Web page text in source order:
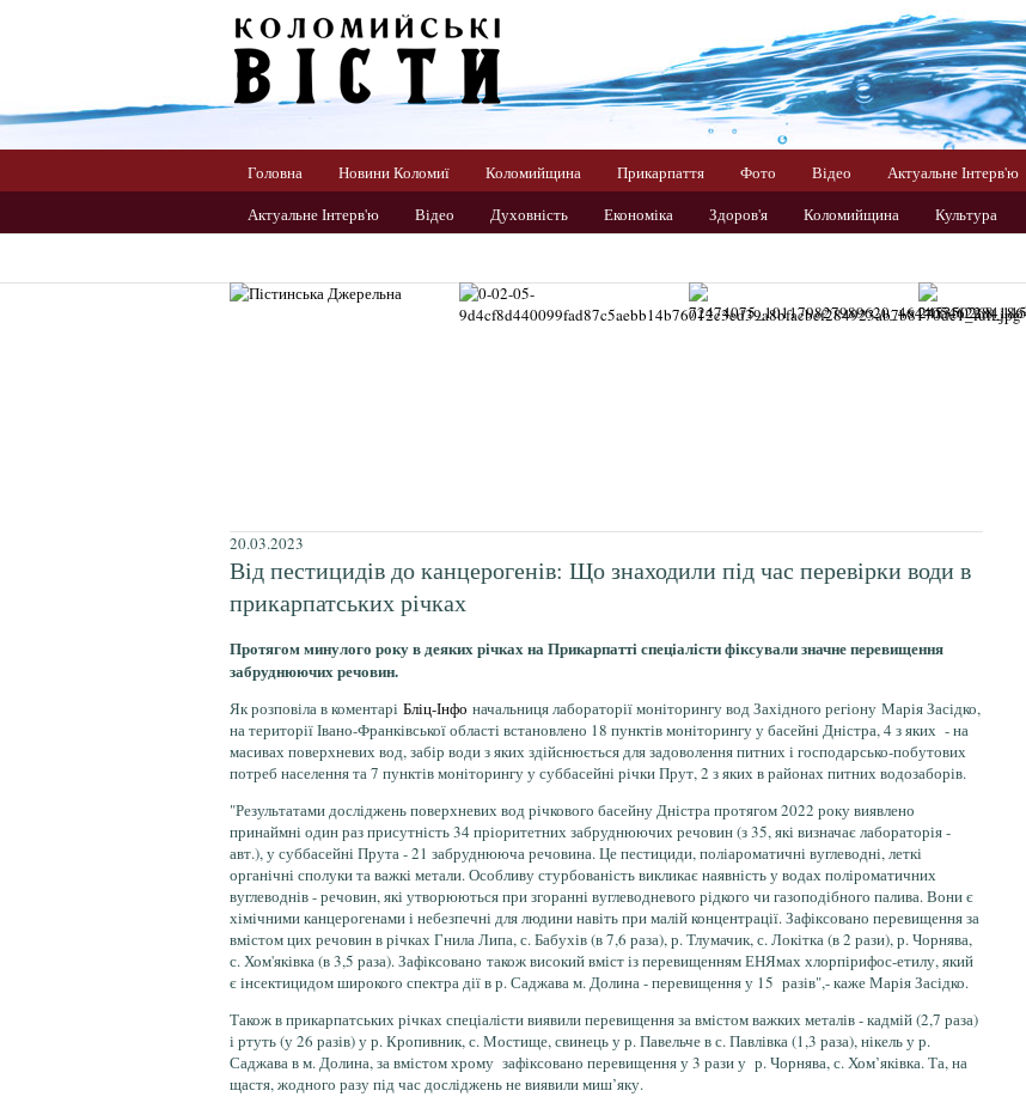
Головна Новини Коломиї Коломийщина Прикарпаття Фото Відео
Актуальне Інтерв'ю
Актуальне Інтерв'ю
Відео Духовність Економіка Здоров'я Коломийщина Культура
20.03.2023
Від пестицидів до канцерогенів: Що знаходили під час перевірки води в
прикарпатських річках
Протягом минулого року в деяких річках на Прикарпатті спеціалісти фіксували значне перевищення
забруднюючих речовин.
Як розповіла в коментарі Бліц-Інфо начальниця лабораторії моніторингу вод Західного регіону Марія Засідко,
на території Івано-Франківської області встановлено 18 пунктів моніторингу у басейні Дністра, 4 з яких - на
масивах поверхневих вод, забір води з яких здійснюється для задоволення питних і господарсько-побутових
потреб населення та 7 пунктів моніторингу у суббасейні річки Прут, 2 з яких в районах питних водозаборів.
"Результатами досліджень поверхневих вод річкового басейну Дністра протягом 2022 року виявлено
принаймні один раз присутність 34 пріоритетних забруднюючих речовин (з 35, які визначає лабораторія -
авт.), у суббасейні Прута - 21 забруднююча речовина. Це пестициди, поліароматичні вуглеводні, леткі
органічні сполуки та важкі метали. Особливу стурбованість викликає наявність у водах поліроматичних
вуглеводнів - речовин, які утворюються при згоранні вуглеводневого рідкого чи газоподібного палива. Вони є
хімічними канцерогенами і небезпечні для людини навіть при малій концентрації. Зафіксовано перевищення за
вмістом цих речовин в річках Гнила Липа, с. Бабухів (в 7,6 раза), р. Тлумачик, с. Локітка (в 2 рази), р. Чорнява,
с. Хом'яківка (в 3,5 раза). Зафіксовано також високий вміст із перевищенням ЕНЯмах хлорпірифос-етилу, який
є інсектицидом широкого спектра дії в р. Саджава м. Долина - перевищення у 15 разів",- каже Марія Засідко.
Також в прикарпатських річках спеціалісти виявили перевищення за вмістом важких металів - кадмій (2,7 раза)
і ртуть (у 26 разів) у р. Кропивник, с. Мостище, свинець у р. Павельче в с. Павлівка (1,3 раза), нікель у р.
Саджава в м. Долина, за вмістом хрому зафіксовано перевищення у 3 рази у р. Чорнява, с. Хом’яківка. Та, на
щастя, жодного разу під час досліджень не виявили миш’яку.